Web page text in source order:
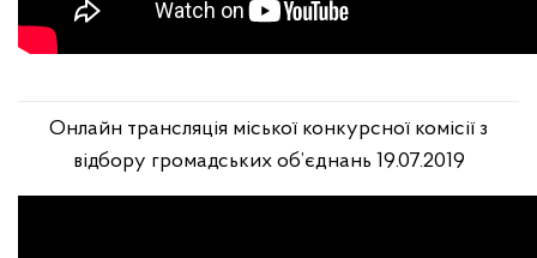
Онлайн трансляція міської конкурсної комісії з
відбору громадських об’єднань 19.07.2019